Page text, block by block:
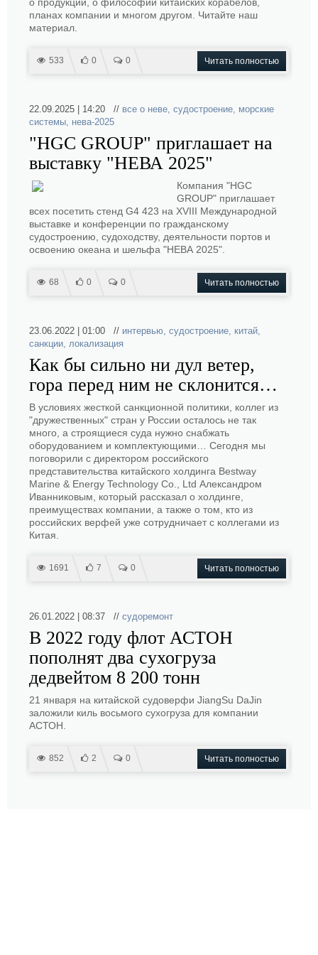
планах компании и многом другом. Читайте наш
материал.
533 0 0 Читать полностью
22.09.2025 | 14:20 // все о неве, судостроение, морские
системы, нева-2025
"HGC GROUP" приглашает на
выставку "НЕВА 2025"
Компания "HGC
GROUP" приглашает
всех посетить стенд G4 423 на XVIII Международной
выставке и конференции по гражданскому
судостроению, судоходству, деятельности портов и
освоению океана и шельфа "НЕВА 2025".
68 0 0 Читать полностью
23.06.2022 | 01:00 // интервью, судостроение, китай,
санкции, локализация
Как бы сильно ни дул ветер,
гора перед ним не склонится…
В условиях жесткой санкционной политики, коллег из
"дружественных" стран у России осталось не так
много, а строящиеся суда нужно снабжать
оборудованием и комплектующими… Сегодня мы
поговорили с директором российского
представительства китайского холдинга Bestway
Marine & Energy Technology Co., Ltd Александром
Иванниковым, который рассказал о холдинге,
преимуществах компании, а также о том, кто из
российских верфей уже сотрудничает с коллегами из
Китая.
1691 7 0 Читать полностью
26.01.2022 | 08:37 // судоремонт
В 2022 году флот АСТОН
пополнят два сухогруза
дедвейтом 8 200 тонн
21 января на китайской судоверфи JiangSu DaJin
заложили киль восьмого сухогруза для компании
АСТОН.
852 2 0 Читать полностью